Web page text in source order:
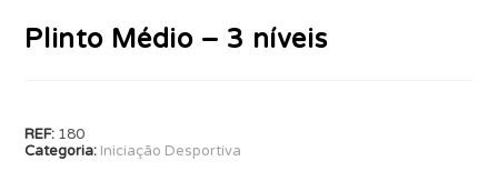
Plinto Médio – 3 níveis
REF: 180
Categoria: Iniciação Desportiva